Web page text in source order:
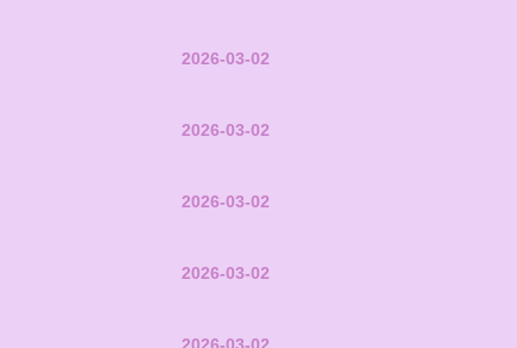
2026-03-02
2026-03-02
2026-03-02
2026-03-02